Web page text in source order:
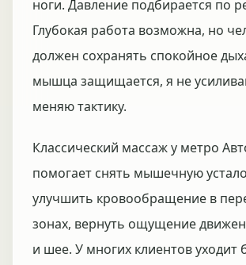
ноги. Давление подбирается по
Глубокая работа возможна, но
должен сохранять спокойное
мышца защищается, я не
меняю тактику.
Классический массаж у метро
помогает снять мышечную
улучшить кровообращение в
зонах, вернуть ощущение
и шее. У многих клиентов уходит